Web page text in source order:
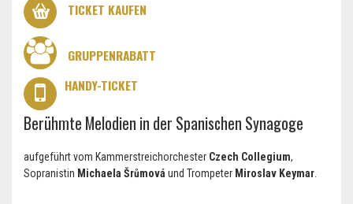
TICKET KAUFEN
GRUPPENRABATT
HANDY-TICKET
Berühmte Melodien in der Spanischen Synagoge
aufgeführt vom Kammerstreichorchester Czech Collegium,
Sopranistin Michaela Šrůmová und Trompeter Miroslav Keymar